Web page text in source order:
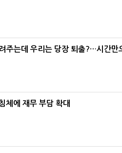
는데 우리는 당장 퇴출?…시간만
체에 재무 부담 확대